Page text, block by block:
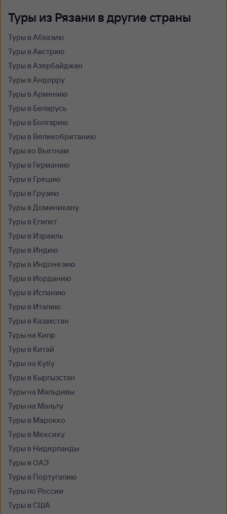
Туры из Рязани в другие страны
Туры в Абхазию
Туры в Австрию
Туры в Азербайджан
Туры в Андорру
Туры в Армению
Туры в Беларусь
Туры в Болгарию
Туры в Великобританию
Туры во Вьетнам
Туры в Германию
Туры в Грецию
Туры в Грузию
Туры в Доминикану
Туры в Египет
Туры в Израиль
Туры в Индию
Туры в Индонезию
Туры в Иорданию
Туры в Испанию
Туры в Италию
Туры в Казахстан
Туры на Кипр
Туры в Китай
Туры на Кубу
Туры в Кыргызстан
Туры на Мальдивы
Туры на Мальту
Туры в Марокко
Туры в Мексику
Туры в Нидерланды
Туры в ОАЭ
Туры в Португалию
Туры по России
Туры в США